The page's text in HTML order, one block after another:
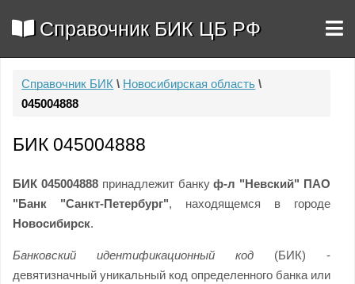
Справочник БИК ЦБ РФ
Справочник БИК \ Новосибирская область \
045004888
БИК 045004888
БИК 045004888принадлежит банкуф-л "Невский" ПАО
"Банк "Санкт-Петербург", находящемся в городе
Новосибирск.
Банковский идентификационный код (БИК) -
девятизначный уникальный код определенного банка или